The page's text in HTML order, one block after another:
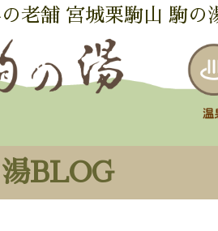
老舗 宮城栗駒山 駒の
BLOG